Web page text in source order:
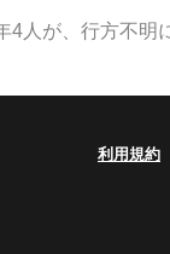
4人が、行方不明
利用規約